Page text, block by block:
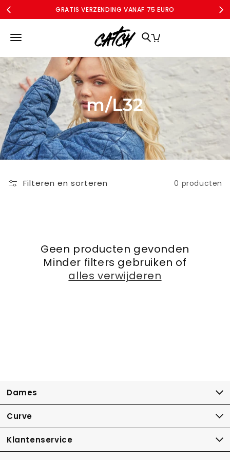
content
GRATIS VERZENDING VANAF 75 EURO
MERKEN
SALE
ACCOUNT
m/L32
Filteren en sorteren 0 producten
Geen producten gevonden
Minder filters gebruiken of
alles verwijderen
Dames
Curve
Klantenservice